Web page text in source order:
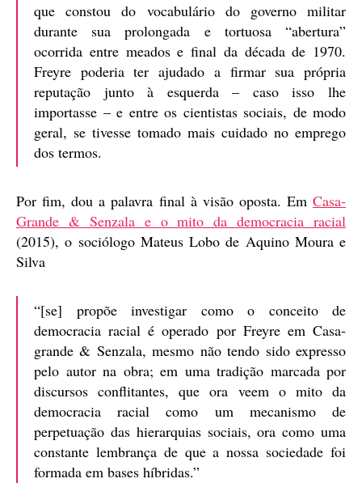
que constou do vocabulário do governo militar
durante sua prolongada e tortuosa “abertura”
ocorrida entre meados e final da década de 1970.
Freyre poderia ter ajudado a firmar sua própria
reputação junto à esquerda – caso isso lhe
importasse – e entre os cientistas sociais, de modo
geral, se tivesse tomado mais cuidado no emprego
dos termos.
Por fim, dou a palavra final à visão oposta. Em Casa-
Grande & Senzala e o mito da democracia racial
(2015), o sociólogo Mateus Lobo de Aquino Moura e
Silva
“[se] propõe investigar como o conceito de
democracia racial é operado por Freyre em Casa-
grande & Senzala, mesmo não tendo sido expresso
pelo autor na obra; em uma tradição marcada por
discursos conflitantes, que ora veem o mito da
democracia racial como um mecanismo de
perpetuação das hierarquias sociais, ora como uma
constante lembrança de que a nossa sociedade foi
formada em bases híbridas.”